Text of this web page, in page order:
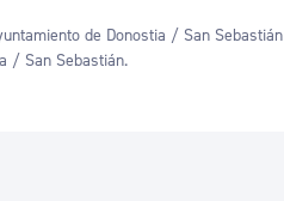
de Donostia / San Sebastián
/ San Sebastián.